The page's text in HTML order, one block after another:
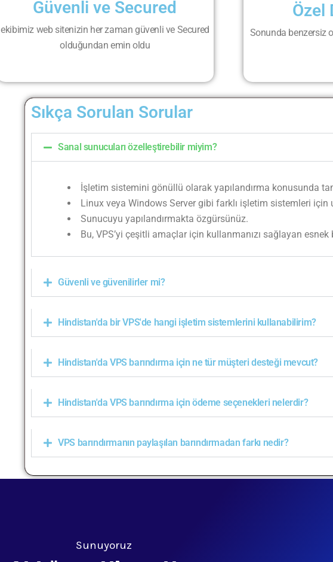
Güvenli ve Secured
ekibimiz web sitenizin her zaman güvenli ve Secured
olduğundan emin oldu
Özel
Sonunda benzersiz
Sıkça Sorulan Sorular
Sanal sunucuları özelleştirebilir miyim?
İşletim sistemini gönüllü olarak yapılandırma konusunda
Linux veya Windows Server gibi farklı işletim sistemleri için
Sunucuyu yapılandırmakta özgürsünüz.
Bu, VPS’yi çeşitli amaçlar için kullanmanızı sağlayan
Güvenli ve güvenilirler mi?
Hindistan'da bir VPS'de hangi işletim sistemlerini kullanabilirim?
Hindistan'da VPS barındırma için ne tür müşteri desteği mevcut?
Hindistan'da VPS barındırma için ödeme seçenekleri nelerdir?
VPS barındırmanın paylaşılan barındırmadan farkı nedir?
Sunuyoruz